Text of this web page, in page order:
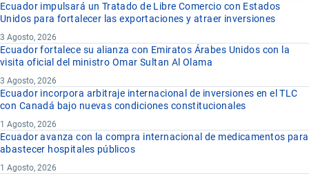
Ecuador impulsará un Tratado de Libre Comercio con Estados
Unidos para fortalecer las exportaciones y atraer inversiones
3 Agosto, 2026
Ecuador fortalece su alianza con Emiratos Árabes Unidos con la
visita oficial del ministro Omar Sultan Al Olama
3 Agosto, 2026
Ecuador incorpora arbitraje internacional de inversiones en el TLC
con Canadá bajo nuevas condiciones constitucionales
1 Agosto, 2026
Ecuador avanza con la compra internacional de medicamentos para
abastecer hospitales públicos
1 Agosto, 2026